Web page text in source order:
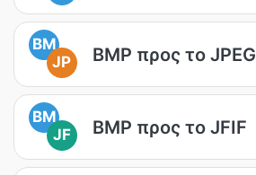
BM
JP
BMP προς το JPEG
BM
JF
BMP προς το JFIF